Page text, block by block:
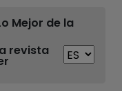
Mejor de la
revista